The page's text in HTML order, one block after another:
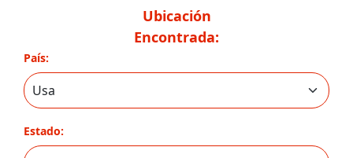
Ubicación
Encontrada:
País:
Estado: